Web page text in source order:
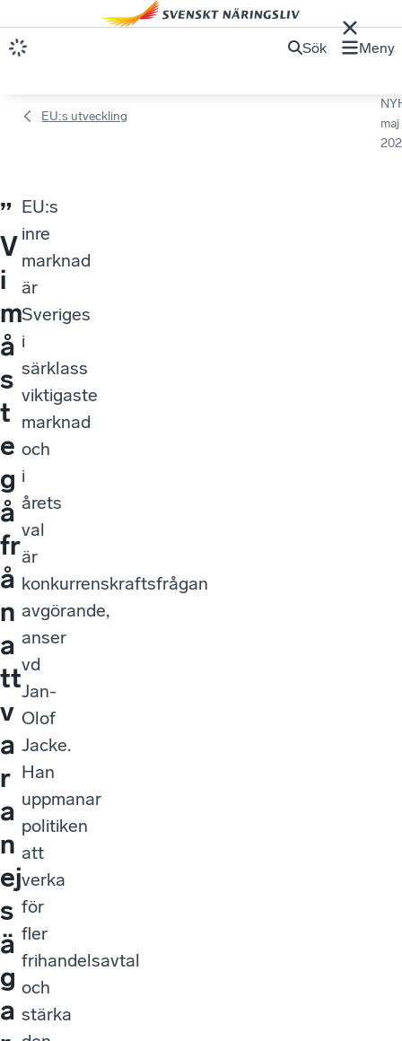
Sök Meny
EU:s utveckling
maj
”
V
i
m
å
s
t
e
g
å
fr
å
n
a
tt
v
a
r
a
n
ej
s
ä
g
a
EU:s
inre
marknad
är
Sveriges
i
särklass
viktigaste
marknad
och
i
årets
val
är
konkurrenskraftsfrågan
avgörande,
anser
vd
Jan-
Olof
Jacke.
Han
uppmanar
politiken
att
verka
för
fler
frihandelsavtal
och
stärka